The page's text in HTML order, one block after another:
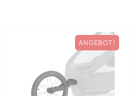
ANGEBOT!